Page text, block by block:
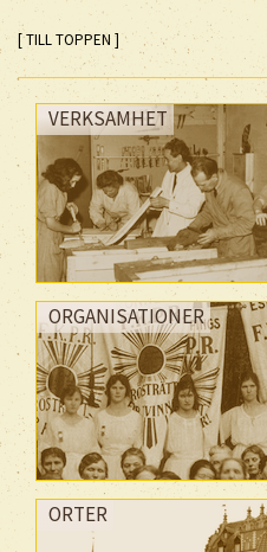
[ TILL TOPPEN ]
VERKSAMHET
ORGANISATIONER
ORTER